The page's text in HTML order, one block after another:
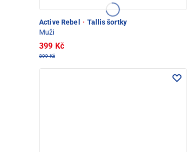
Active Rebel · Tallis šortky
Muži
399 Kč
899 Kč